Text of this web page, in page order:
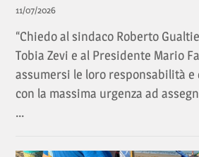
11/07/2026
“Chiedo al sindaco Roberto
Tobia Zevi e al Presidente Mario
assumersi le loro responsabilità
con la massima urgenza ad
...